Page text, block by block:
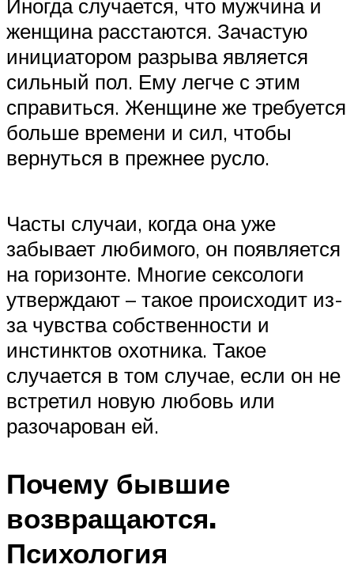
Иногда случается, что мужчина и
женщина расстаются. Зачастую
инициатором разрыва является
сильный пол. Ему легче с этим
справиться. Женщине же требуется
больше времени и сил, чтобы
вернуться в прежнее русло.
Часты случаи, когда она уже
забывает любимого, он появляется
на горизонте. Многие сексологи
утверждают – такое происходит из-
за чувства собственности и
инстинктов охотника. Такое
случается в том случае, если он не
встретил новую любовь или
разочарован ей.
Почему бывшие
возвращаются.
Психология